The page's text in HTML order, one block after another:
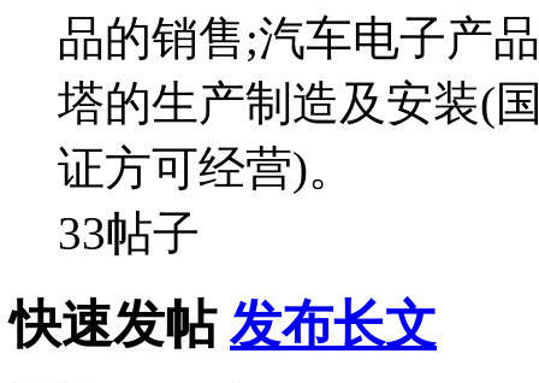
品的销售;汽车电子产
塔的生产制造及安装(
证方可经营)。
33帖子
快速发帖 发布长文